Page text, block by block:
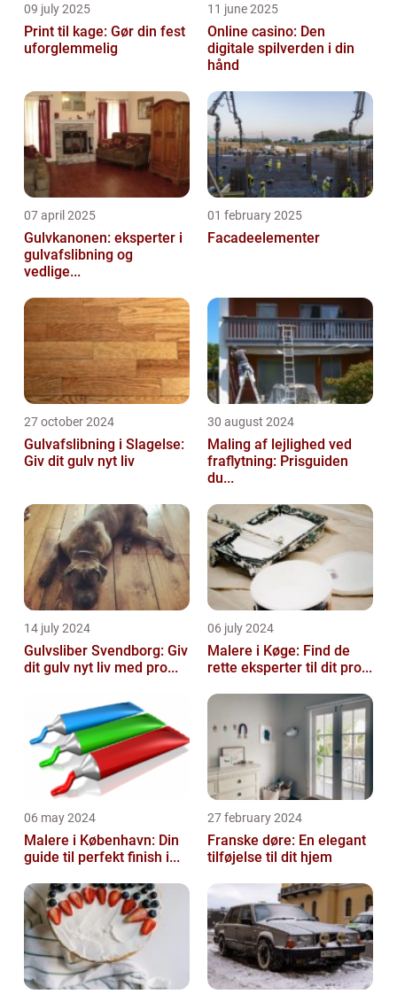
09 july 2025
Print til kage: Gør din fest
uforglemmelig
11 june 2025
Online casino: Den
digitale spilverden i din
hånd
07 april 2025
Gulvkanonen: eksperter i
gulvafslibning og
vedlige...
01 february 2025
Facadeelementer
27 october 2024
Gulvafslibning i Slagelse:
Giv dit gulv nyt liv
30 august 2024
Maling af lejlighed ved
fraflytning: Prisguiden
du...
14 july 2024
Gulvsliber Svendborg: Giv
dit gulv nyt liv med pro...
06 july 2024
Malere i Køge: Find de
rette eksperter til dit pro...
06 may 2024
Malere i København: Din
guide til perfekt finish i...
27 february 2024
Franske døre: En elegant
tilføjelse til dit hjem